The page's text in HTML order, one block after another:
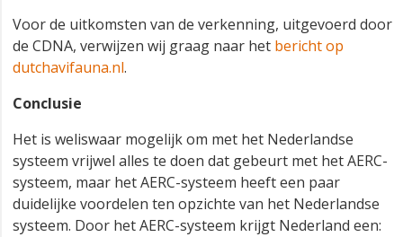
Voor de uitkomsten van de verkenning, uitgevoerd door
de CDNA, verwijzen wij graag naar het bericht op
dutchavifauna.nl.
Conclusie
Het is weliswaar mogelijk om met het Nederlandse
systeem vrijwel alles te doen dat gebeurt met het AERC-
systeem, maar het AERC-systeem heeft een paar
duidelijke voordelen ten opzichte van het Nederlandse
systeem. Door het AERC-systeem krijgt Nederland een: